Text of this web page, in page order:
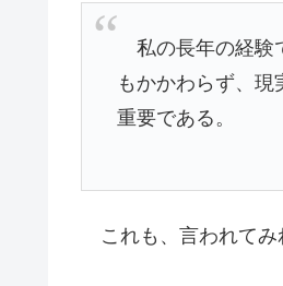
私の長年の経験
もかかわらず、
重要である。
これも、言われてみ